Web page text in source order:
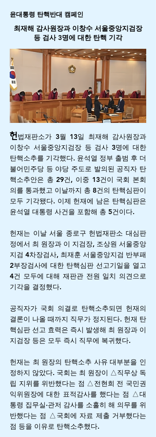
윤대통령 탄핵반대 캠페인
최재해 감사원장과 이창수 서울중앙지검장
등 검사 3명에 대한 탄핵 기각
헌법재판소가 3월 13일 최재해 감사원장과
이창수 서울중앙지검장 등 검사 3명에 대한
탄핵소추를 기각했다. 윤석열 정부 출범 후 더
불어민주당 등 야당 주도로 발의된 공직자 탄
핵소추안은 총 29건, 이중 13건이 국회 본회
의를 통과했고 이날까지 총 8건의 탄핵심판이
모두 기각됐다. 이제 헌재에 남은 탄핵심판은
윤석열 대통령 사건을 포함해 총 5건이다.
헌재는 이날 서울 종로구 헌법재판소 대심판
정에서 최 원장과 이 지검장, 조상원 서울중앙
지검 4차장검사, 최재훈 서울중앙지검 반부패
2부장검사에 대한 탄핵심판 선고기일을 열고
4건 모두에 대해 재판관 전원 일치 의견으로
기각을 결정했다.
공직자가 국회 의결로 탄핵소추되면 헌재의
결론이 나올 때까지 직무가 정지된다. 헌재 탄
핵심판 선고 효력은 즉시 발생해 최 원장과 이
지검장 등은 모두 즉시 직무에 복귀했다.
헌재는 최 원장의 탄핵소추 사유 대부분을 인
정하지 않았다. 국회는 최 원장이 △직무상 독
립 지위를 위반했다는 점 △전현희 전 국민권
익위원장에 대한 표적감사를 했다는 점 △대
통령 집무실·관저 감사를 소홀히 해 의무를 위
반했다는 점 △국회에 자료 제출 거부했다는
점 등을 이유로 탄핵소추했다.